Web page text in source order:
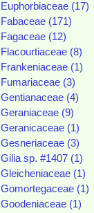
Euphorbiaceae (17)
Fabaceae (171)
Fagaceae (12)
Flacourtiaceae (8)
Frankeniaceae (1)
Fumariaceae (3)
Gentianaceae (4)
Geraniaceae (9)
Geranicaceae (1)
Gesneriaceae (3)
Gilia sp. #1407 (1)
Gleicheniaceae (1)
Gomortegaceae (1)
Goodeniaceae (1)